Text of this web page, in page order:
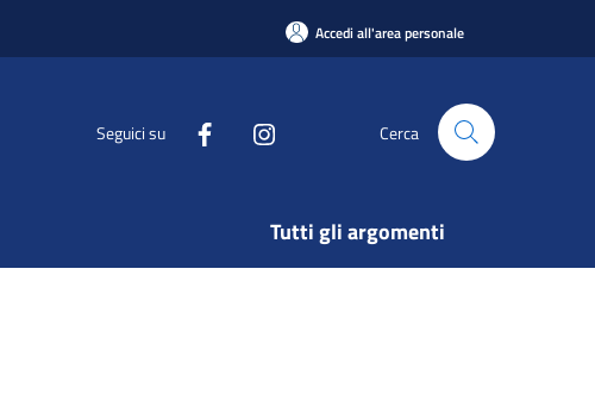
Accedi all'area personale
Seguici su Cerca
Tutti gli argomenti